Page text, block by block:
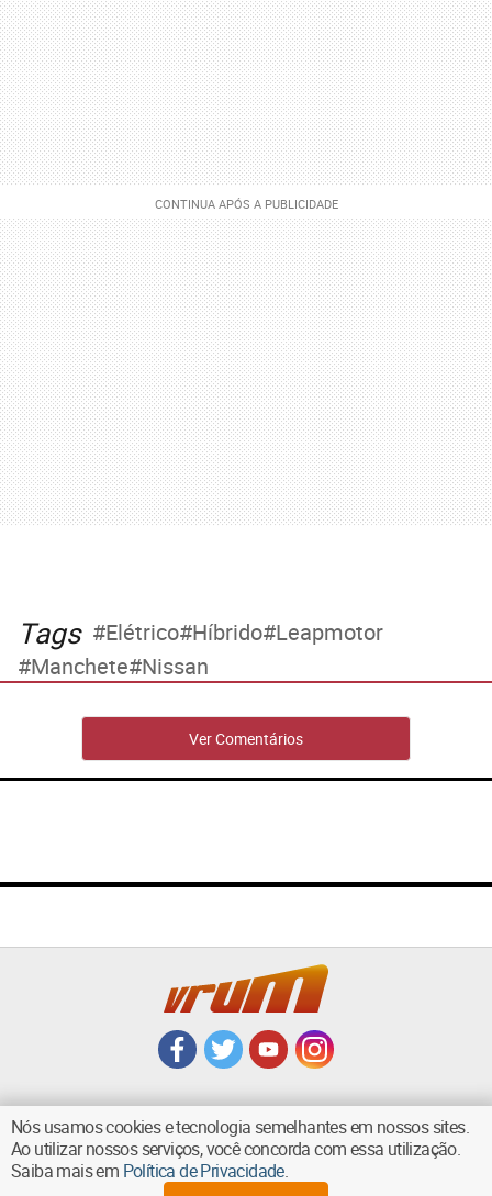
Tags Elétrico Híbrido Leapmotor
Manchete Nissan
Ver Comentários
VOLTAR AO TOPO
Nós usamos cookies e tecnologia semelhantes em nossos sites.
Ao utilizar nossos serviços, você concorda com essa utilização.
Saiba mais em Política de Privacidade.